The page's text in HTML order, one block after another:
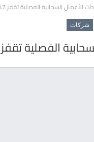
الأعمال السحابية الفصلية تقفز 7%
شركات
الفصلية تقفز 7%